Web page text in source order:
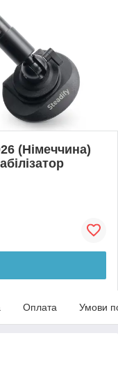
(Німеччина)
Оплата Умови